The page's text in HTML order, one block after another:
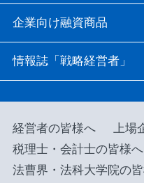
企業向け融資商品
情報誌「戦略経営者」
経営者の皆様へ
上
税理士・会計士の皆様へ
法曹界・法科大学院の